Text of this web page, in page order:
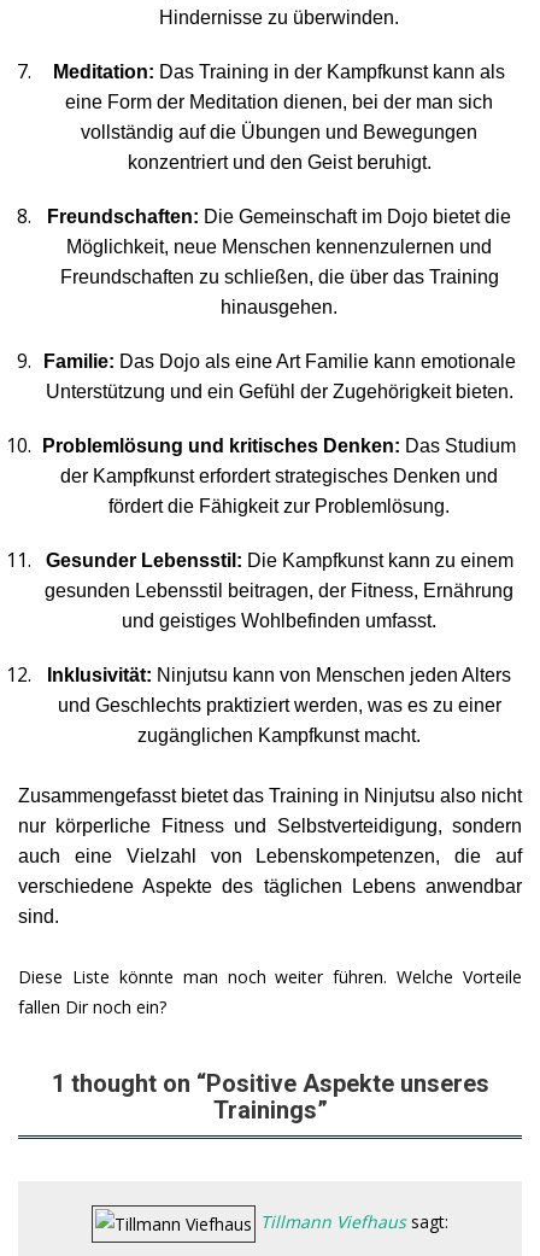
Hindernisse zu überwinden.
Meditation: Das Training in der Kampfkunst kann als
eine Form der Meditation dienen, bei der man sich
vollständig auf die Übungen und Bewegungen
konzentriert und den Geist beruhigt.
Freundschaften: Die Gemeinschaft im Dojo bietet die
Möglichkeit, neue Menschen kennenzulernen und
Freundschaften zu schließen, die über das Training
hinausgehen.
Familie: Das Dojo als eine Art Familie kann emotionale
Unterstützung und ein Gefühl der Zugehörigkeit bieten.
Problemlösung und kritisches Denken: Das Studium
der Kampfkunst erfordert strategisches Denken und
fördert die Fähigkeit zur Problemlösung.
Gesunder Lebensstil: Die Kampfkunst kann zu einem
gesunden Lebensstil beitragen, der Fitness, Ernährung
und geistiges Wohlbefinden umfasst.
Inklusivität: Ninjutsu kann von Menschen jeden Alters
und Geschlechts praktiziert werden, was es zu einer
zugänglichen Kampfkunst macht.
Zusammengefasst bietet das Training in Ninjutsu also nicht
nur körperliche Fitness und Selbstverteidigung, sondern
auch eine Vielzahl von Lebenskompetenzen, die auf
verschiedene Aspekte des täglichen Lebens anwendbar
sind.
Diese Liste könnte man noch weiter führen. Welche Vorteile
fallen Dir noch ein?
1 thought on “Positive Aspekte unseres
Trainings”
Tillmann Viefhaus sagt: